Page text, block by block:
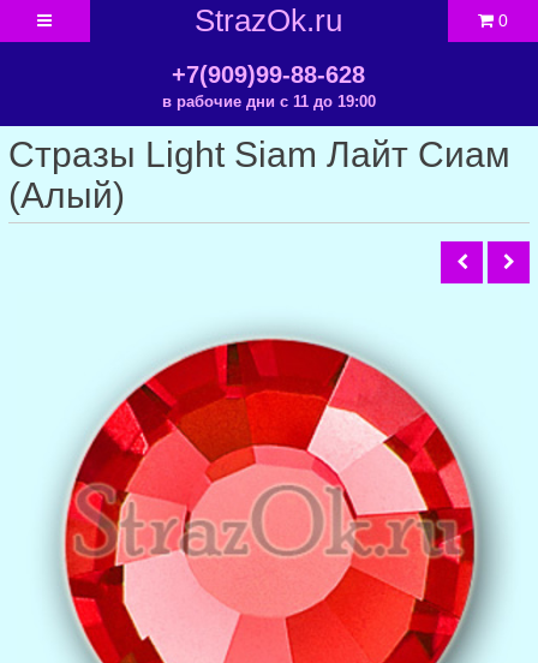
StrazOk.ru
+7(909)99-88-628
в рабочие дни с 11 до 19:00
0
Стразы Light Siam Лайт Сиам
(Алый)